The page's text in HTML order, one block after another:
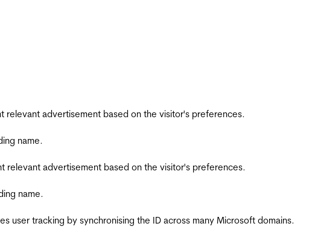
advertisement based on the visitor's preferences.
name.
relevant advertisement based on the visitor's preferences.
name.
user tracking by synchronising the ID across many Microsoft domains.